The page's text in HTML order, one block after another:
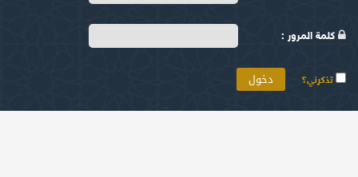
كلمة المرور :
تذكرني؟